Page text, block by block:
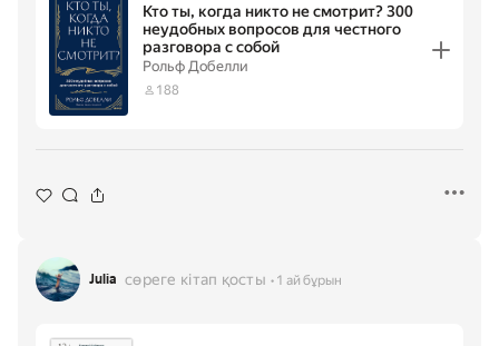
Кто ты, когда никто не смотрит? 300
неудобных вопросов для честного
разговора с собой
Рольф Добелли
188
Julia сөреге кітап қосты 1 ай бұрын